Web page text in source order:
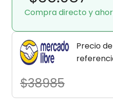
Compra directo y
Precio de
$38985